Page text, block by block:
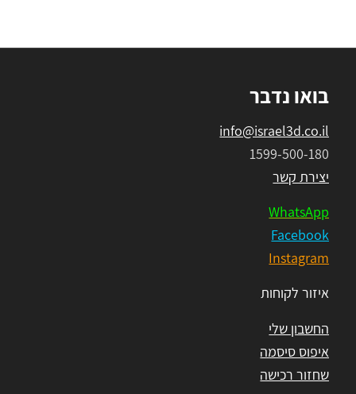
בואו נדבר
info@israel3d.co.il
1599-500-180
יצירת קשר
WhatsApp
Facebook
Instagram
איזור לקוחות
החשבון שלי
איפוס סיסמה
שחזור רכישה